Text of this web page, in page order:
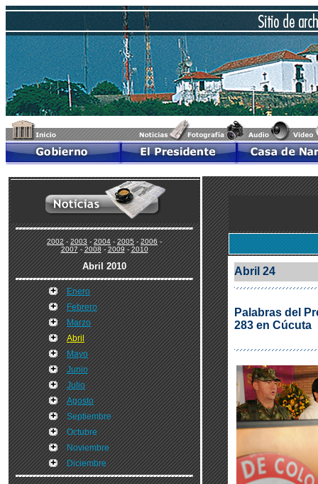
2002-2003-2004-2005-2006-
2007-2008-2009-2010
Abril 2010
Enero
Febrero
Marzo
Abril
Mayo
Junio
Julio
Agosto
Septiembre
Octubre
Noviembre
Diciembre
Abril 24
Palabras del
283 en Cúcuta